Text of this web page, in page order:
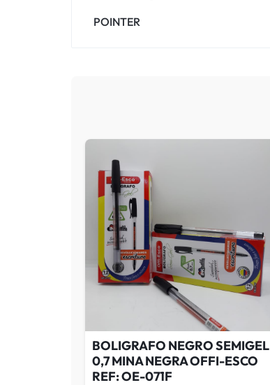
POINTER
BOLIGRAFO NEGRO SEMIGEL
0,7 MINA NEGRA OFFI-ESCO
REF: OE-071F